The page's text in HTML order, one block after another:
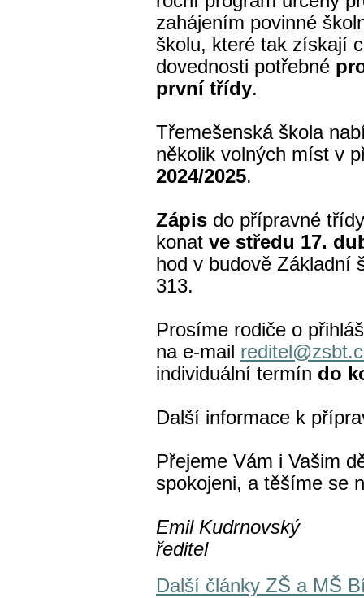
zahájením povinné
školu, které tak získají
dovednosti potřebné
první třídy.
Třemešenská škola
několik volných míst v
2024/2025.
Zápis do přípravné
konat ve středu 17.
hod v budově Základní
313.
Prosíme rodiče o
na e-mail
individuální termín do
Další informace k
Přejeme Vám i Vašim
spokojeni, a těšíme se
Emil Kudrnovský
ředitel
Další články ZŠ a MŠ